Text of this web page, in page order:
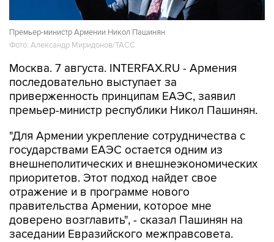
Премьер-министр Армении Никол Пашинян
Фото: Александр Миридонов/ТАСС
Москва. 7 августа. INTERFAX.RU - Армения
последовательно выступает за
приверженность принципам ЕАЭС, заявил
премьер-министр республики Никол Пашинян.
"Для Армении укрепление сотрудничества с
государствами ЕАЭС остается одним из
внешнеполитических и внешнеэкономических
приоритетов. Этот подход найдет свое
отражение и в программе нового
правительства Армении, которое мне
доверено возглавить", - сказал Пашинян на
заседании Евразийского межправсовета.